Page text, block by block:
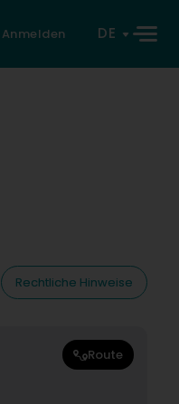
Anmelden DE
Rechtliche Hinweise
Route